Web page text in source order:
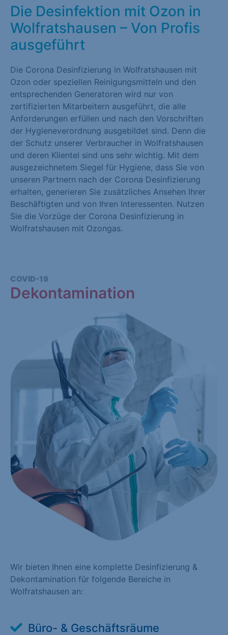
Die Desinfektion mit Ozon in
Wolfratshausen – Von Profis
ausgeführt
Die Corona Desinfizierung in Wolfratshausen mit
Ozon oder speziellen Reinigungsmitteln und den
entsprechenden Generatoren wird nur von
zertifizierten Mitarbeitern ausgeführt, die alle
Anforderungen erfüllen und nach den Vorschriften
der Hygieneverordnung ausgebildet sind. Denn die
der Schutz unserer Verbraucher in Wolfratshausen
und deren Klientel sind uns sehr wichtig. Mit dem
ausgezeichnetem Siegel für Hygiene, dass Sie von
unseren Partnern nach der Corona Desinfizierung
erhalten, generieren Sie zusätzliches Ansehen Ihrer
Beschäftigten und von Ihren Interessenten. Nutzen
Sie die Vorzüge der Corona Desinfizierung in
Wolfratshausen mit Ozongas.
COVID-19
Dekontamination
Wir bieten Ihnen eine komplette Desinfizierung &
Dekontamination für folgende Bereiche in
Wolfratshausen an:
Büro- & Geschäftsräume